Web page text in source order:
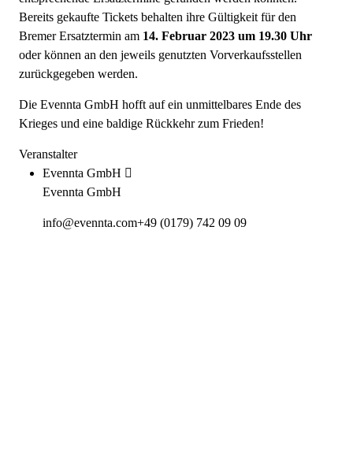
Bereits gekaufte Tickets behalten ihre Gültigkeit für den
Bremer Ersatztermin am 14. Februar 2023 um 19.30 Uhr
oder können an den jeweils genutzten Vorverkaufsstellen
zurückgegeben werden.
Die Evennta GmbH hofft auf ein unmittelbares Ende des
Krieges und eine baldige Rückkehr zum Frieden!
Veranstalter
Evennta GmbH
Evennta GmbH
info@evennta.com+49 (0179) 742 09 09